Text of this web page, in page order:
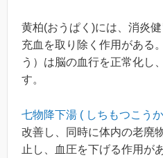
黄柏(おうぱく)には、消炎
充血を取り除く作用がある
う）は脳の血行を正常化し
す。
七物降下湯 ( しちもつこう
改善し、同時に体内の老廃
止し、血圧を下げる作用が